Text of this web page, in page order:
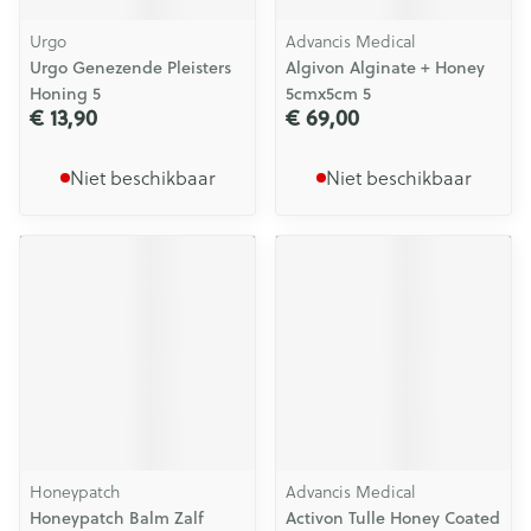
Urgo
Urgo Genezende Pleisters
Honing 5
€ 13,90
Niet beschikbaar
Advancis Medical
Algivon Alginate + Honey
5cmx5cm 5
€ 69,00
Niet beschikbaar
Honeypatch
Honeypatch Balm Zalf
Advancis Medical
Activon Tulle Honey Coated